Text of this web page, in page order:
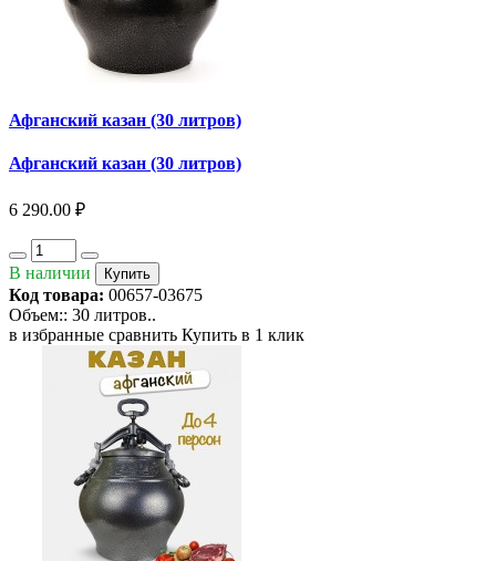
Афганский казан (30 литров)
Афганский казан (30 литров)
6 290.00 ₽
В наличии Купить
Код товара: 00657-03675
Объем:: 30 литров..
в избранные сравнить Купить в 1 клик